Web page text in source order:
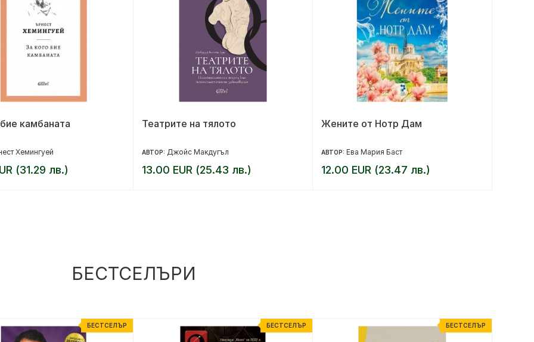
камбаната
Хемингуей
(31.29 лв.)
Театрите на тялото
АВТОР: Джойс Макдугъл
13.00 EUR (25.43 лв.)
Жените от Нотр Дам
АВТОР: Ева Мария Баст
12.00 EUR (23.47 лв.)
БЕСТСЕЛЪРИ
БЕСТСЕЛЪР БЕСТСЕЛЪР БЕСТСЕЛЪР